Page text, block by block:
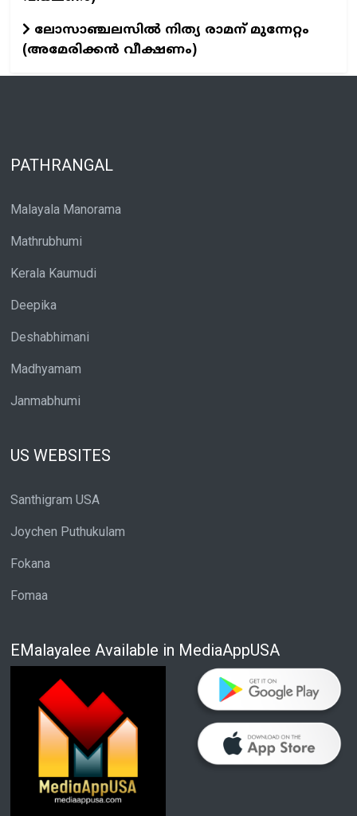
ലോസാഞ്ചലസിൽ നിത്യ രാമന് മുന്നേറ്റം
(അമേരിക്കൻ വീക്ഷണം)
PATHRANGAL
Malayala Manorama
Mathrubhumi
Kerala Kaumudi
Deepika
Deshabhimani
Madhyamam
Janmabhumi
US WEBSITES
Santhigram USA
Joychen Puthukulam
Fokana
Fomaa
EMalayalee Available in MediaAppUSA